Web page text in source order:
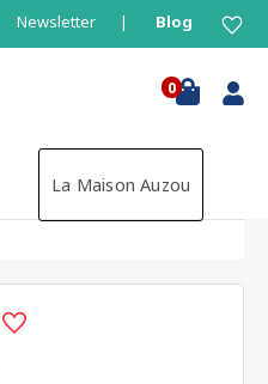
Newsletter Blog
0
La Maison Auzou